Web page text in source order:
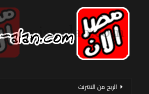
الربح من الانترنت